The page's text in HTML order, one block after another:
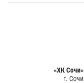
«ХК Сочи»
г. Сочи